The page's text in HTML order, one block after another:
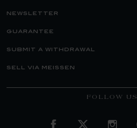
newsletter
guarantee
submit a withdrawal
sell via meissen
FOLLOW US